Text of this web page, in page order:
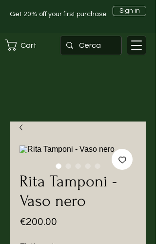
Get 20% off your first purchase Sign in
Cart
Rita Tamponi -
Vaso nero
€200.00